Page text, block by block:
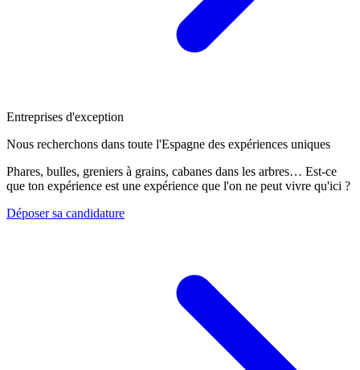
Entreprises d'exception
Nous recherchons dans toute l'Espagne des expériences uniques
Phares, bulles, greniers à grains, cabanes dans les arbres… Est-ce
que ton expérience est une expérience que l'on ne peut vivre qu'ici ?
Déposer sa candidature